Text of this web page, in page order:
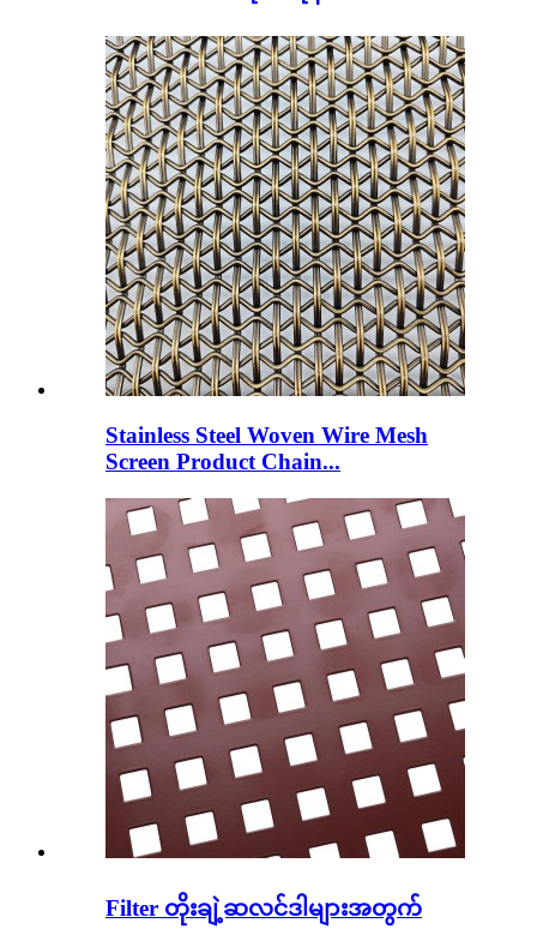
Stainless Steel Woven Wire Mesh
Screen Product Chain...
Filter တိုးချဲ့ဆလင်ဒါများအတွက်